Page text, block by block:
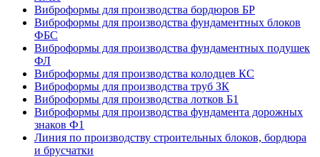
Виброформы для производства бордюров БР
Виброформы для производства фундаментных блоков
ФБС
Виброформы для производства фундаментных подушек
ФЛ
Виброформы для производства колодцев КС
Виброформы для производства труб ЗК
Виброформы для производства лотков Б1
Виброформы для производства фундамента дорожных
знаков Ф1
Линия по производству строительных блоков, бордюра
и брусчатки